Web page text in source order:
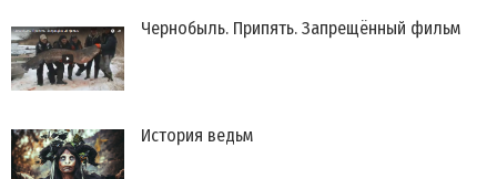
Чернобыль. Припять. Запрещённый фильм
История ведьм